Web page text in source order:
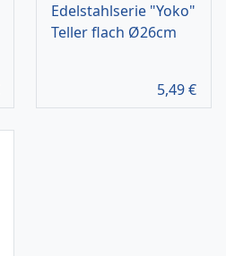
Edelstahlserie "Yoko"
Teller flach Ø26cm
5,49€